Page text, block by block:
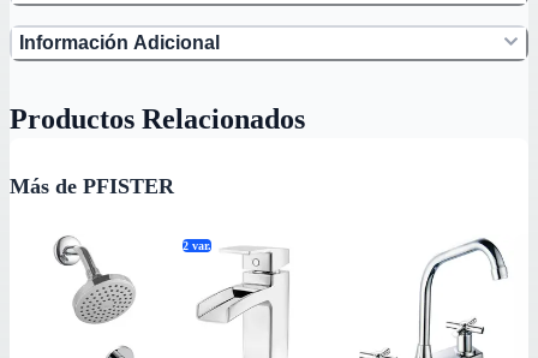
Información Adicional
Productos Relacionados
Más de PFISTER
2 var.